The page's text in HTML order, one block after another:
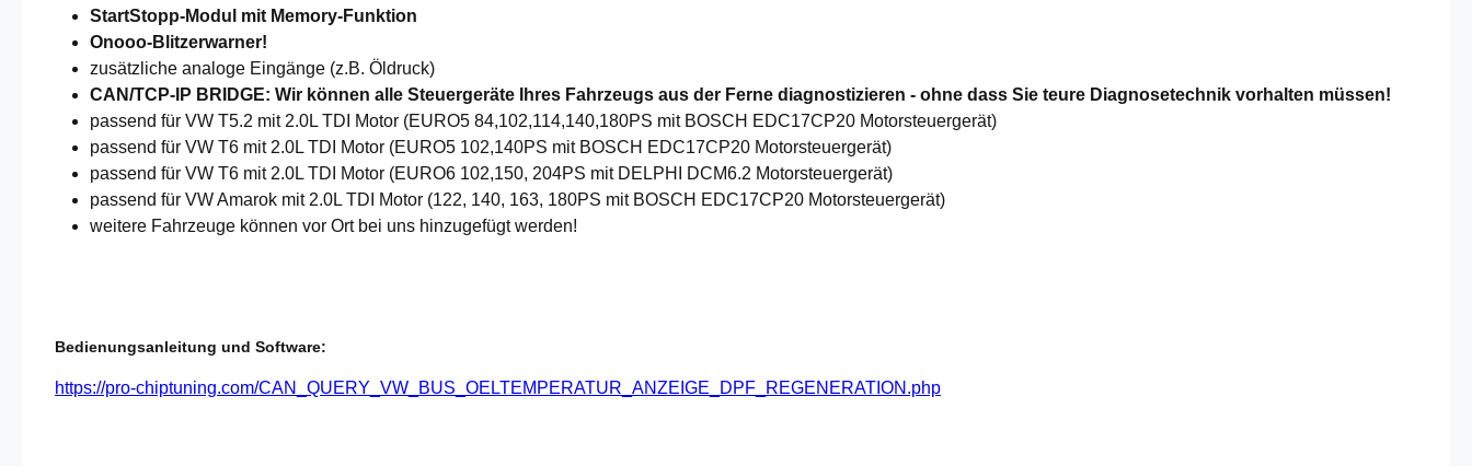
StartStopp-Modul mit Memory-Funktion
Onooo-Blitzerwarner!
zusätzliche analoge Eingänge (z.B. Öldruck)
CAN/TCP-IP BRIDGE: Wir können alle Steuergeräte Ihres Fahrzeugs aus der Ferne diagnostizieren - ohne dass Sie teure Diagnosetechnik vorhalten müssen!
passend für VW T5.2 mit 2.0L TDI Motor (EURO5 84,102,114,140,180PS mit BOSCH EDC17CP20 Motorsteuergerät)
passend für VW T6 mit 2.0L TDI Motor (EURO5 102,140PS mit BOSCH EDC17CP20 Motorsteuergerät)
passend für VW T6 mit 2.0L TDI Motor (EURO6 102,150, 204PS mit DELPHI DCM6.2 Motorsteuergerät)
passend für VW Amarok mit 2.0L TDI Motor (122, 140, 163, 180PS mit BOSCH EDC17CP20 Motorsteuergerät)
weitere Fahrzeuge können vor Ort bei uns hinzugefügt werden!
Bedienungsanleitung und Software:
https://pro-chiptuning.com/CAN_QUERY_VW_BUS_OELTEMPERATUR_ANZEIGE_DPF_REGENERATION.php